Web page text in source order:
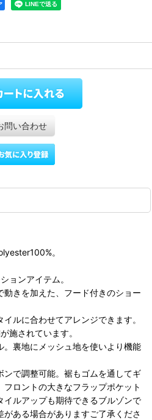
問い合わせ
。
ョンアイテム。
きを加えた、フード付きのショー
ルに合わせてアレンジできます。
施されています。
。裏地にメッシュ地を使いより機能
で調整可能。裾もゴムを通してギ
ロントの大きなフラップポケット
イルアップも期待できるブルゾンで
ある場合がありますご了承くださ